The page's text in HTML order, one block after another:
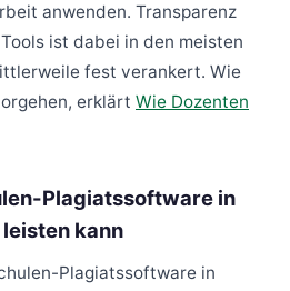
anwenden. Transparenz
ist dabei in den meisten
fest verankert. Wie
erklärt Wie Dozenten
Plagiatssoftware in
kann
Plagiatssoftware in